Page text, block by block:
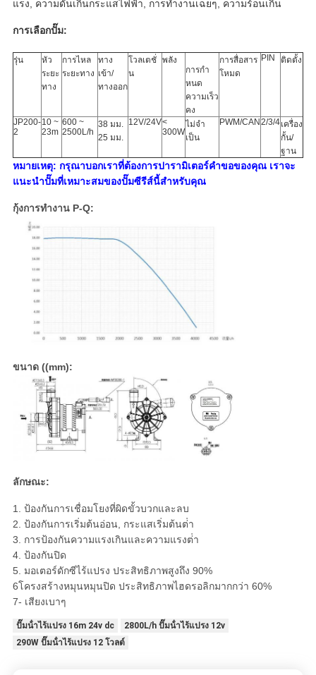
แรง, ความดันเกินกระแสไฟฟ้า, การทํางานเฉยๆ, ความร้อนเกิน
การเลือกปั๊ม:
รุ่น
หัว
ระยะ
ทาง
การไหล
ระยะทาง
ทาง
เข้า/
ทางออก
โวลเตชั่
น
พลัง
การกํา
หนด
ความเร็ว
คง
การสื่อสาร
โหมด
PIN ติดตั้ง
JP200-
2
10 ~
23m
600 ~
2500L/h
38 มม.
25 มม.
12V/24V<
300W
ไม่จํา
เป็น
PWM/CAN 2/3/4เครื่อง
กั้น/
ฐาน
หมายเหตุ: กรุณาบอกเราที่ต้องการปารามิเตอร์คําขอของคุณ เราจะ
แนะนําปั๊มที่เหมาะสมของปั๊มซีรีส์นี้สําหรับคุณ
กุ้งการทํางาน P-Q:
ขนาด ((mm):
ลักษณะ:
1. ป้องกันการเชื่อมโยงที่ผิดขั้วบวกและลบ
2. ป้องกันการเริ่มต้นอ่อน, กระแสเริ่มต้นต่ํา
3. การป้องกันความแรงเกินและความแรงต่ํา
4. ป้องกันปิด
5. มอเตอร์ดักซีไร้แปรง ประสิทธิภาพสูงถึง 90%
6โครงสร้างหมุนหมุนปิด ประสิทธิภาพไฮดรอลิกมากกว่า 60%
7- เสียงเบาๆ
ปั๊มน้ําไร้แปรง 16m 24v dc
2800L/h ปั๊มน้ําไร้แปรง 12v
290W ปั๊มน้ําไร้แปรง 12 โวลต์